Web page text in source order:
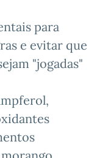
para
e evitar que
"jogadas"